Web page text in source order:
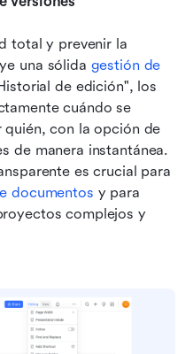
total y prevenir la
una sólida gestión de
de edición", los
cuándo se
con la opción de
de manera instantánea.
es crucial para
documentos y para
complejos y